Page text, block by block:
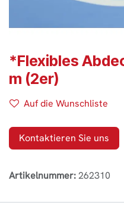
*Flexibles
m (2er)
Auf die Wunschliste
Kontaktieren Sie uns
Artikelnummer:262310